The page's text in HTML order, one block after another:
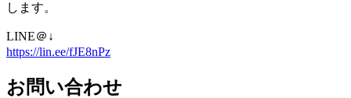
します。
LINE＠↓
https://lin.ee/fJE8nPz
お問い合わせ